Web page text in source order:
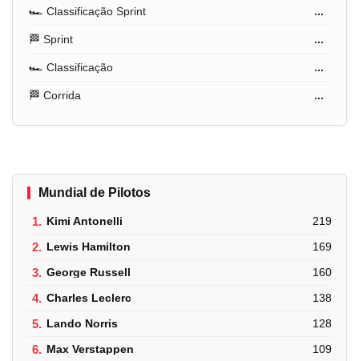
🏎️ Classificação Sprint ...
🏁 Sprint ...
🏎️ Classificação ...
🏁 Corrida ...
Mundial de Pilotos
1. Kimi Antonelli 219
2. Lewis Hamilton 169
3. George Russell 160
4. Charles Leclerc 138
5. Lando Norris 128
6. Max Verstappen 109